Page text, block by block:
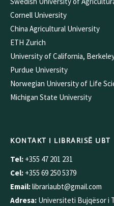
Cornell University
China Agricultural University
ETH Zurich
University of California,
Purdue University
Norwegian University of Life
Michigan State University
KONTAKT I LIBRARISË UBT
Tel: +355 47 201 231
Cel: +355 69 250 5379
Email:librariaubt@gmail.com
Adresa: Universiteti Bujqësor i